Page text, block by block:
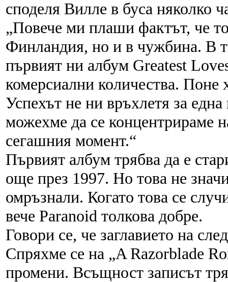
споделя Вилле в буса няколко
„Повече ми плаши фактът, че
Финландия, но и в чужбина. В
първият ни албум Greatest
комерсиални количества. Поне
Успехът не ни връхлетя за
можехме да се концентрираме
сегашния момент.“
Първият албум трябва да е
още през 1997. Но това не
омръзнали. Когато това се
вече Paranoid толкова добре.
Говори се, че заглавието на
Спряхме се на „A Razorblade
промени. Всъщност записът